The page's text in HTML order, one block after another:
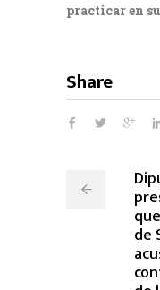
practicar en
Share
de